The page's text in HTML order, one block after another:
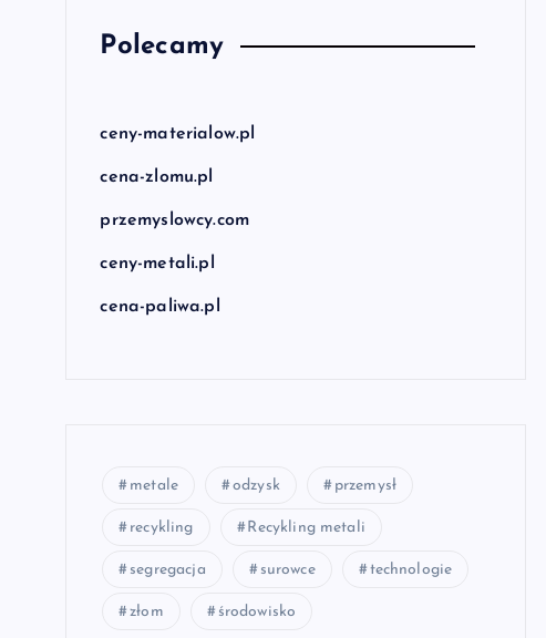
Polecamy
ceny-materialow.pl
cena-zlomu.pl
przemyslowcy.com
ceny-metali.pl
cena-paliwa.pl
metale odzysk przemysł
recykling Recykling metali
segregacja surowce technologie
złom środowisko